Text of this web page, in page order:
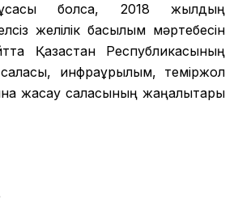
болса, 2018 жылдың
желілік басылым мәртебесін
Қазақстан Республикасының
саласы, инфрақұрылым, теміржол
жасау саласының жаңалықтары